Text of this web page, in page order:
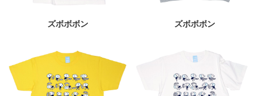
ズボボボン ズボボボン